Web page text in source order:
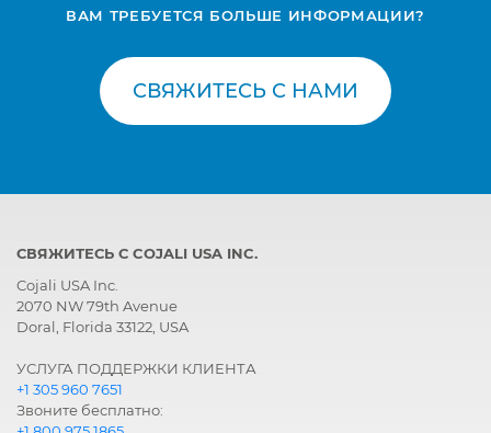
ВАМ ТРЕБУЕТСЯ БОЛЬШЕ ИНФОРМАЦИИ?
СВЯЖИТЕСЬ С НАМИ
СВЯЖИТЕСЬ С COJALI USA INC.
Cojali USA Inc.
2070 NW 79th Avenue
Doral, Florida 33122, USA
УСЛУГА ПОДДЕРЖКИ КЛИЕНТА
+1 305 960 7651
Звоните бесплатно: